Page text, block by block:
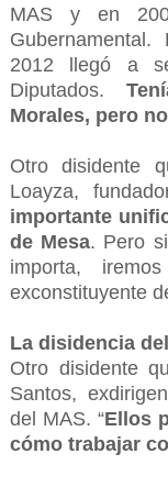
MAS y en
2012 llegó a
Diputados.
Morales, pero
Otro disidente
Loayza,
importante
de Mesa. Pero
importa,
exconstituyente
La disidencia
Otro disidente
Santos,
del MAS. “Ellos
cómo trabajar